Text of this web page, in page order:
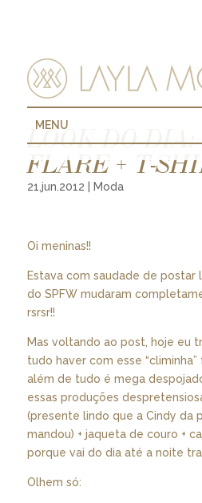
MENU
LOOK DO
FLARE + T-
21.jun.2012 Moda
Oi meninas!!
Estava com saudade de postar
do SPFW mudaram
rsrsr!!
Mas voltando ao post, hoje eu
tudo haver com esse
além de tudo é mega
essas produções
(presente lindo que a Cindy da
mandou) + jaqueta de couro +
porque vai do dia até a noite
Olhem só: